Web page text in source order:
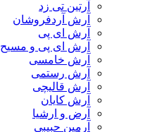
آرتین تی زد
آرش آردفروشان
آرش ای پی
آرش ای پی و مسیح
آرش خامسی
آرش رستمی
آرش قالیچی
آرش کایان
​آرض و ارشیا
آرمین حبیبی